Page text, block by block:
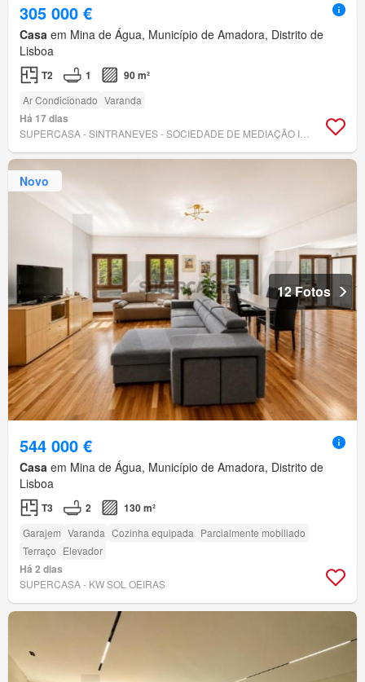
305 000 €
Casa em Mina de Água, Município de Amadora, Distrito de
Lisboa
T2 1 90 m²
Ar Condicionado Varanda
Há 17 dias
Novo
12 Fotos
544 000 €
Casa em Mina de Água, Município de Amadora, Distrito de
Lisboa
T3 2 130 m²
Garajem Varanda Cozinha equipada Parcialmente mobiliado
Terraço Elevador
Há 2 dias
SUPERCASA - KW SOL OEIRAS